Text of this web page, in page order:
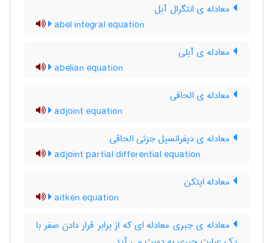
معادله ی انتگرال آبل
abel integral equation
معادله ی آبلی
abelian equation
معادله ی الحاقی
adjoint equation
معادله ی دیفرانسیل جزئی الحاقی
adjoint partial differential equation
معادله ایتکن
aitken equation
معادله ی جبری معادله ای که از برابر قرار دادن صفر با